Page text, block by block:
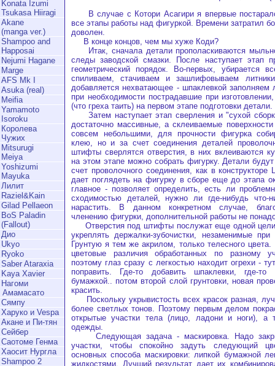
Konata Izumi
Tsukasa Hiiragi
Akane
(manga ver.)
Shampoo and
Happosai
Nejumi Hagane
Marge
AFS Mk I
Asuka (real)
Meifia
Yamamoto
Isoroku
Королева
Чужих
Mitsurugi
Meiya
Yoshizumi
Mayuka
Лилит
Raziel&Kain
Gilad Pellaeon
BoS Paladin
(Fallout)
Дио
Ukyo
Ryoko
Saber Ataraxia
Kaya Xavier
Нагоми
Амамасато
Сямпу
Харуко и Vespa
Акане и Пи-тян
Сейбер
Саотоме Генма
Хаосит Нургла
Shampoo 2
В случае с Котори Асагири я впервые
все этапы работы над фигуркой. Времени затратил
доволен.
В конце концов, чем мы хуже Коди?
Итак, сначала детали прополаскиваются
следы заводской смазки. После наступает этап
геометрический порядок. Во-первых, убирается
спиливаем, стачиваем и зашлифовываем
добавляется нехватающее - шпаклевкой
при необходимости пострадавшие при
(что греха таить) на первом этапе подготовки детали.
Затем наступает этап сверления и "сухой
достаточно массивные, а склеиваемые
совсем небольшими, для прочности фигурка
клею, но и за счет соединения деталей
штифты сверлятся отверстия, в них вклеиваются
на этом этапе можно собрать фигурку. Детали
счет проволочного соединения, как в конструкторе
дает поглядеть на фигурку в сборе еще до этапа
главное - позволяет определить, есть ли
сходимостью деталей, нужно ли где-нибудь что-
нарастить. В данном конкретном случае,
членению фигурки, дополнительной работы не
Отверстия под штифты послужат еще одной цели
укреплять держалки-зубочистки, незаменимые при
Грунтую я тем же акрилом, только телесного цвета.
цветовые различия обработанных по разному
поэтому глаз сразу с легкостью находит огрехи -
поправить. Где-то добавить шпаклевки, где-то
бумажкой.. потом второй слой грунтовки, новая
красить.
Поскольку укрывистость всех красок разная,
более светлых тонов. Поэтому первым делом
открытые участки тела (лицо, ладони и ноги), а
одежды.
Следующая задача - маскировка. Надо
участки, чтобы спокойно задуть следующий
основных способа маскировки: липкой бумажной
жидкостями. Лучший результат дает их